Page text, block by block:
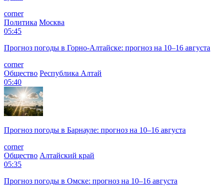
corner
Политика Москва
05:45
Прогноз погоды в Горно-Алтайске: прогноз на 10–16 августа
corner
Общество Республика Алтай
05:40
Прогноз погоды в Барнауле: прогноз на 10–16 августа
corner
Общество Алтайский край
05:35
Прогноз погоды в Омске: прогноз на 10–16 августа